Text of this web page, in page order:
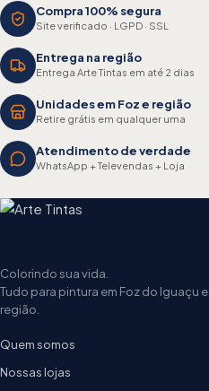
Compra 100% segura
Site verificado · LGPD · SSL
Entrega na região
Entrega Arte Tintas em até 2 dias
Unidades em Foz e região
Retire grátis em qualquer uma
Atendimento de verdade
WhatsApp + Televendas + Loja
Colorindo sua vida.
Tudo para pintura em Foz do Iguaçu e
região.
Quem somos
Nossas lojas